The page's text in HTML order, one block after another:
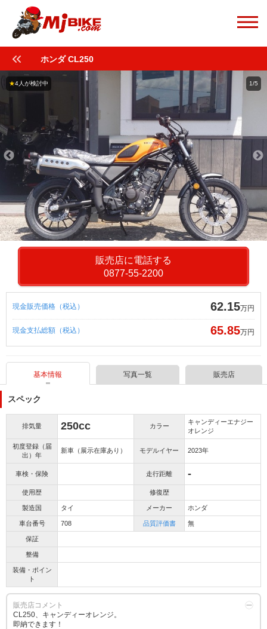
ホンダ CL250
1/5
★4人が検討中
販売店に電話する
0877-55-2200
現金販売価格（税込） 62.15万円
現金支払総額（税込） 65.85万円
基本情報 写真一覧 販売店
スペック
排気量 250cc カラー
キャンディーエナジー
オレンジ
初度登録（届
出）年
新車（展示在庫あり） モデルイヤー 2023年
車検・保険 走行距離 -
使用歴 修復歴
製造国 タイ メーカー ホンダ
車台番号 708 品質評価書 無
保証
整備
装備・ポイン
ト
販売店コメント
CL250、キャンディーオレンジ。
即納できます！